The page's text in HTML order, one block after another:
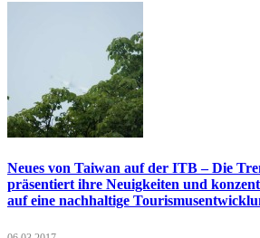
Neues von Taiwan auf der ITB – Die
präsentiert ihre Neuigkeiten und
auf eine nachhaltige